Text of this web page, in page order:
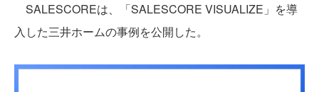
SALESCOREは、「SALESCORE VISUALIZE」を導
入した三井ホームの事例を公開した。